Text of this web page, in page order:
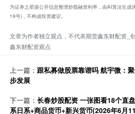
为证券之星据公开信息整理炒股融资利率，由AI算法生
19号)，不构成投资建议。
文章为作者独立观点，不代表期货鑫东财配资_
鑫东财配资观点
上一篇： 跟私募做股票靠谱吗 航宇微：
步发展
下一篇： 长春炒股配资 一张图看18个直
系日系+商品货币+新兴货币(2026年6月